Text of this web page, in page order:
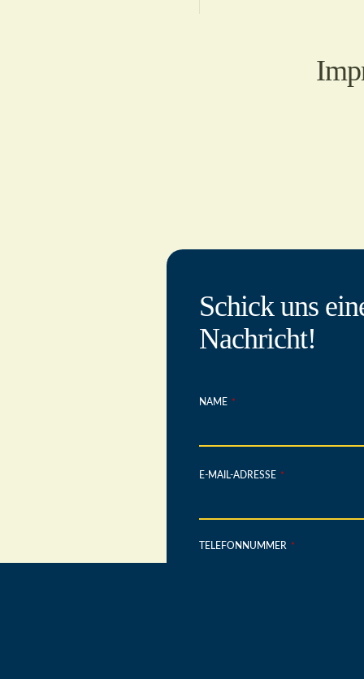
Schick uns
Nachricht!
NAME *
E-MAIL-ADRESSE *
TELEFONNUMMER *